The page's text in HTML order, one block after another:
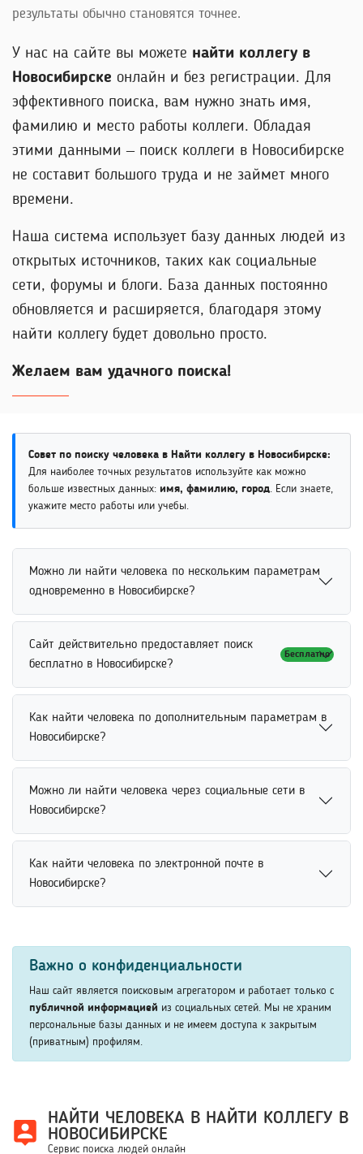
результаты обычно становятся точнее.
У нас на сайте вы можете найти коллегу в
Новосибирске онлайн и без регистрации. Для
эффективного поиска, вам нужно знать имя,
фамилию и место работы коллеги. Обладая
этими данными – поиск коллеги в Новосибирске
не составит большого труда и не займет много
времени.
Наша система использует базу данных людей из
открытых источников, таких как социальные
сети, форумы и блоги. База данных постоянно
обновляется и расширяется, благодаря этому
найти коллегу будет довольно просто.
Желаем вам удачного поиска!
Совет по поиску человека в Найти коллегу в Новосибирске:
Для наиболее точных результатов используйте как можно
больше известных данных: имя, фамилию, город. Если знаете,
укажите место работы или учебы.
Можно ли найти человека по нескольким параметрам
одновременно в Новосибирске?
Найти человека по нескольким параметрам
одновременно можно через расширенный поиск.
работы или учебы для повышения точности
результатов. Использование нескольких критериев
значительно сокращает количество совпадений и
Сайт действительно предоставляет поиск
бесплатно в Новосибирске?
Бесплатно
Бесплатный поиск людей доступен для базовых
запросов и просмотра основной информации.
фамилии или другим параметрам без обязательной
оплаты. Некоторые дополнительные функции или
расширенные сведения могут предоставляться на
Как найти человека по дополнительным параметрам в
Новосибирске?
Найти человека по дополнительным параметрам можно
через расширенный поиск с использованием возраста,
подробнее указан запрос, тем точнее система
подбирает результаты. Это помогает быстрее сократить
количество совпадений и найти нужного человека.
Можно ли найти человека через социальные сети в
Новосибирске?
Найти человека через социальные сети можно по
имени, фамилии, месту учебы, работы или другим
поиска человека.
Как найти человека по электронной почте в
Новосибирске?
поисковые сервисы, социальные сети и открытые
профили пользователей. Некоторые платформы
позволяют находить аккаунты по адресу электронной
почты. Это помогает быстрее определить владельца
контакта и получить дополнительную информацию о
человеке.
Важно о конфиденциальности
Наш сайт является поисковым агрегатором и работает только с
публичной информацией из социальных сетей. Мы не храним
персональные базы данных и не имеем доступа к закрытым
(приватным) профилям.
НАЙТИ ЧЕЛОВЕКА В НАЙТИ КОЛЛЕГУ В
НОВОСИБИРСКЕ
Сервис поиска людей онлайн